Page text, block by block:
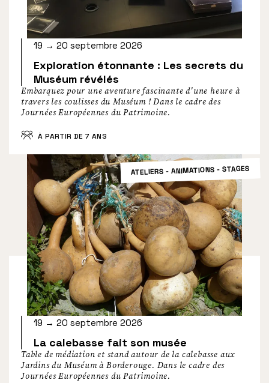
Exploration étonnante : Les secrets du
Muséum révélés
19 → 20 septembre 2026
Embarquez pour une aventure fascinante d'une heure à
travers les coulisses du Muséum ! Dans le cadre des
Journées Européennes du Patrimoine.
À PARTIR DE 7 ANS
La calebasse fait son musée
19 → 20 septembre 2026
Table de médiation et stand autour de la calebasse aux
Jardins du Muséum à Borderouge. Dans le cadre des
Journées Européennes du Patrimoine.
ATELIERS - ANIMATIONS - STAGES